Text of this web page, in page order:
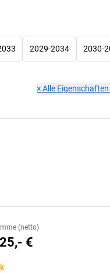
2029-2034 2030-
×Alle
(netto)
€